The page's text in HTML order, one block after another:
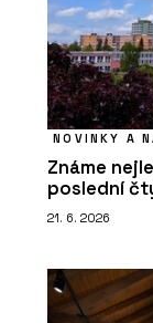
NOVINKY A
Známe
poslední
21. 6. 2026